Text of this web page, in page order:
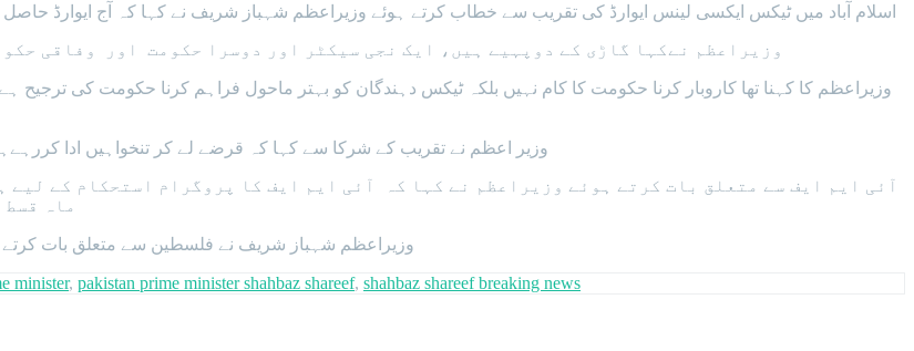
اسلام آباد میں ٹیکس ایکسی لینس ایوارڈ کی تقریب سے خطاب کرتے ہوئے وزیراعظم شہباز شریف نے کہا کہ آج ایوارڈ حاصل
وزیراعظم نےکہا گاڑی کے دوپہیے ہیں، ایک نجی سیکٹر اور دوسرا حکومت اور وفاقی
وزیراعظم کا کہنا تھا کاروبار کرنا حکومت کا کام نہیں بلکہ ٹیکس دہندگان کو بہتر ماحول فراہم کرنا حکومت کی
وزیر اعظم نے تقریب کے شرکا سے کہا کہ قرضے لے کر تنخواہیں ادا
آئی ایم ایف سے متعلق بات کرتے ہوئے وزیراعظم نے کہا کہ آئی ایم ایف کا پروگرام استحکام کے
ماہ
وزیراعظم شہباز شریف نے فلسطین سے متعلق بات کرتے
minister, pakistan prime minister shahbaz shareef, shahbaz shareef breaking news